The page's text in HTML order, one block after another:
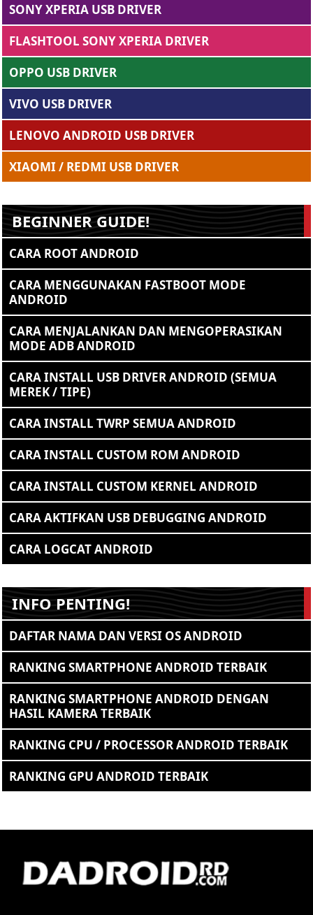
SONY XPERIA USB DRIVER
FLASHTOOL SONY XPERIA DRIVER
OPPO USB DRIVER
VIVO USB DRIVER
LENOVO ANDROID USB DRIVER
XIAOMI / REDMI USB DRIVER
BEGINNER GUIDE!
CARA ROOT ANDROID
CARA MENGGUNAKAN FASTBOOT MODE
ANDROID
CARA MENJALANKAN DAN MENGOPERASIKAN
MODE ADB ANDROID
CARA INSTALL USB DRIVER ANDROID (SEMUA
MEREK / TIPE)
CARA INSTALL TWRP SEMUA ANDROID
CARA INSTALL CUSTOM ROM ANDROID
CARA INSTALL CUSTOM KERNEL ANDROID
CARA AKTIFKAN USB DEBUGGING ANDROID
CARA LOGCAT ANDROID
INFO PENTING!
DAFTAR NAMA DAN VERSI OS ANDROID
RANKING SMARTPHONE ANDROID TERBAIK
RANKING SMARTPHONE ANDROID DENGAN
HASIL KAMERA TERBAIK
RANKING CPU / PROCESSOR ANDROID TERBAIK
RANKING GPU ANDROID TERBAIK